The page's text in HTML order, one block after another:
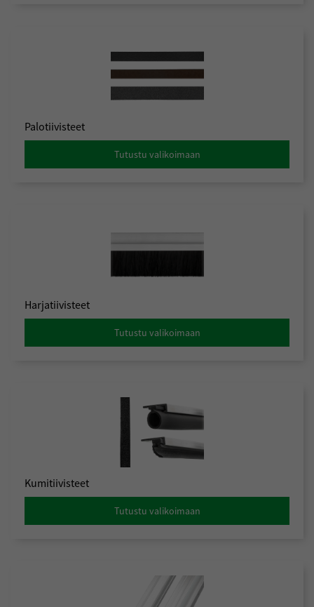
Palotiivisteet
Tutustu valikoimaan
Harjatiivisteet
Tutustu valikoimaan
Kumitiivisteet
Tutustu valikoimaan